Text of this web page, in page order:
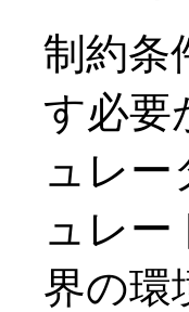
制約条
す必要
ュレ
ュレ
界の環